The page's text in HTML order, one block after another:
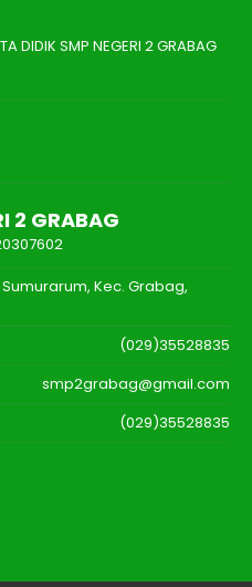
DIDIK SMP NEGERI 2 GRABAG
2 GRABAG
Kec. Grabag,
(029)35528835
smp2grabag@gmail.com
(029)35528835